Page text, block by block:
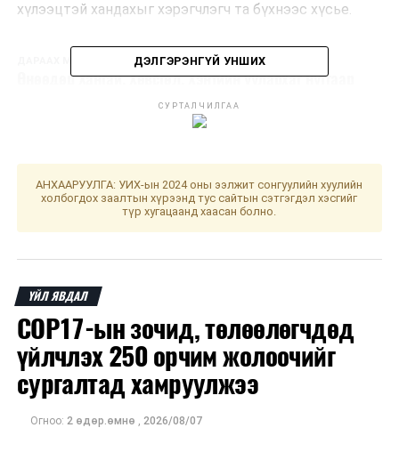
хүлээцтэй хандахыг хэрэгчлэгч та бүхнээс хүсье.
Өнөөдөр Хангай, Хөвсгөл, Хэнтийн уулархаг нутгаар
хүчирхийлэгчид
ДЭЛГЭРЭНГҮЙ УНШИХ
СУРТАЛЧИЛГАА
АНХААРУУЛГА: УИХ-ын 2024 оны ээлжит сонгуулийн хуулийн
холбогдох заалтын хүрээнд тус сайтын сэтгэгдэл хэсгийг
түр хугацаанд хаасан болно.
ҮЙЛ ЯВДАЛ
COP17-ын зочид, төлөөлөгчдөд
үйлчлэх 250 орчим жолоочийг
сургалтад хамруулжээ
Огноо: 2 өдөр.өмнө , 2026/08/07